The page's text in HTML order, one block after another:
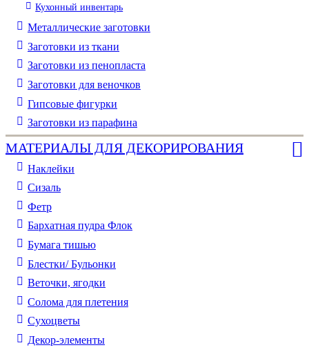
Кухонный инвентарь
Металлические заготовки
Заготовки из ткани
Заготовки из пенопласта
Заготовки для веночков
Гипсовые фигурки
Заготовки из парафина
МАТЕРИАЛЫ ДЛЯ ДЕКОРИРОВАНИЯ
Наклейки
Сизаль
Фетр
Бархатная пудра Флок
Бумага тишью
Блестки/ Бульонки
Веточки, ягодки
Солома для плетения
Cухоцветы
Декор-элементы